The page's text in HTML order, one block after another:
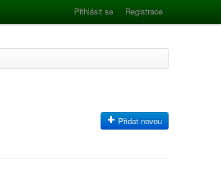
Přihlásit se Registrace
Přidat novou